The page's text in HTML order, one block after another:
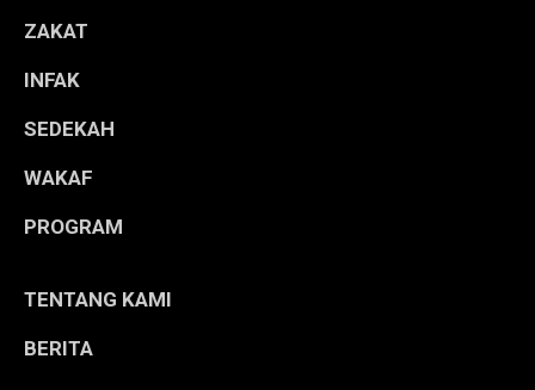
ZAKAT
INFAK
SEDEKAH
WAKAF
PROGRAM
TENTANG KAMI
BERITA